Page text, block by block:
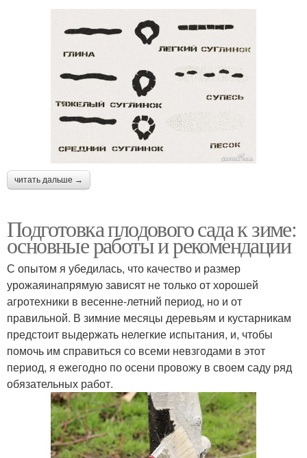
читать дальше →
Подготовка плодового сада к зиме:
основные работы и рекомендации
С опытом я убедилась, что качество и размер
урожаяинапрямую зависят не только от хорошей
агротехники в весенне-летний период, но и от
правильной. В зимние месяцы деревьям и кустарникам
предстоит выдержать нелегкие испытания, и, чтобы
помочь им справиться со всеми невзгодами в этот
период, я ежегодно по осени провожу в своем саду ряд
обязательных работ.